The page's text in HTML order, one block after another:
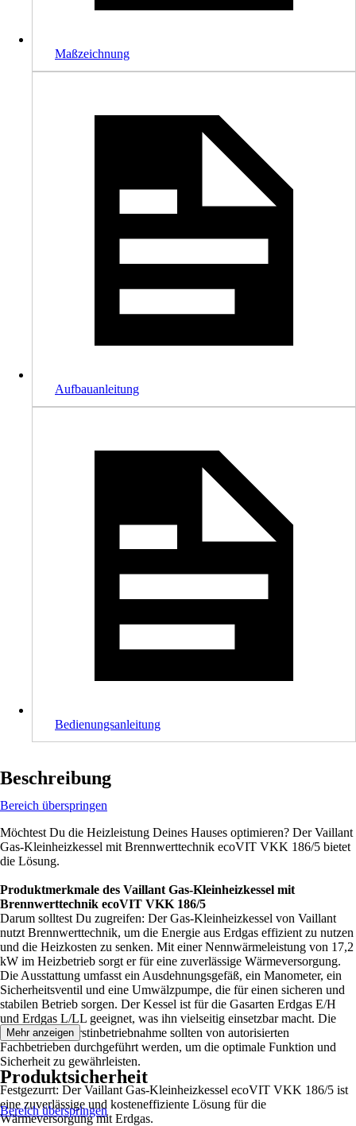
Maßzeichnung
Aufbauanleitung
Bedienungsanleitung
Beschreibung
Bereich überspringen
Möchtest Du die Heizleistung Deines Hauses optimieren? Der Vaillant
Gas-Kleinheizkessel mit Brennwerttechnik ecoVIT VKK 186/5 bietet
die Lösung.
Produktmerkmale des Vaillant Gas-Kleinheizkessel mit
Brennwerttechnik ecoVIT VKK 186/5
Darum solltest Du zugreifen: Der Gas-Kleinheizkessel von Vaillant
nutzt Brennwerttechnik, um die Energie aus Erdgas effizient zu nutzen
und die Heizkosten zu senken. Mit einer Nennwärmeleistung von 17,2
kW im Heizbetrieb sorgt er für eine zuverlässige Wärmeversorgung.
Die Ausstattung umfasst ein Ausdehnungsgefäß, ein Manometer, ein
Sicherheitsventil und eine Umwälzpumpe, die für einen sicheren und
stabilen Betrieb sorgen. Der Kessel ist für die Gasarten Erdgas E/H
und Erdgas L/LL geeignet, was ihn vielseitig einsetzbar macht. Die
Montage und Erstinbetriebnahme sollten von autorisierten
Fachbetrieben durchgeführt werden, um die optimale Funktion und
Sicherheit zu gewährleisten.
Festgezurrt: Der Vaillant Gas-Kleinheizkessel ecoVIT VKK 186/5 ist
eine zuverlässige und kosteneffiziente Lösung für die
Wärmeversorgung mit Erdgas.
Mehr anzeigen
Produktsicherheit
Bereich überspringen